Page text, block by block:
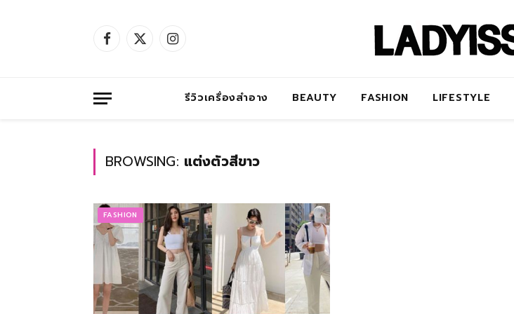
Facebook
X
Instagram
รีวิวเครื่องสำอาง BEAUTY FASHION LIFESTYLE
BROWSING: แต่งตัวสีขาว
FASHION